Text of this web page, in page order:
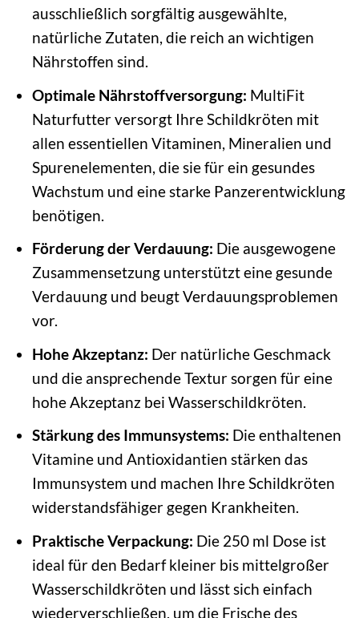
ausschließlich sorgfältig ausgewählte,
natürliche Zutaten, die reich an wichtigen
Nährstoffen sind.
Optimale Nährstoffversorgung: MultiFit
Naturfutter versorgt Ihre Schildkröten mit
allen essentiellen Vitaminen, Mineralien und
Spurenelementen, die sie für ein gesundes
Wachstum und eine starke Panzerentwicklung
benötigen.
Förderung der Verdauung: Die ausgewogene
Zusammensetzung unterstützt eine gesunde
Verdauung und beugt Verdauungsproblemen
vor.
Hohe Akzeptanz: Der natürliche Geschmack
und die ansprechende Textur sorgen für eine
hohe Akzeptanz bei Wasserschildkröten.
Stärkung des Immunsystems: Die enthaltenen
Vitamine und Antioxidantien stärken das
Immunsystem und machen Ihre Schildkröten
widerstandsfähiger gegen Krankheiten.
Praktische Verpackung: Die 250 ml Dose ist
ideal für den Bedarf kleiner bis mittelgroßer
Wasserschildkröten und lässt sich einfach
wiederverschließen, um die Frische des